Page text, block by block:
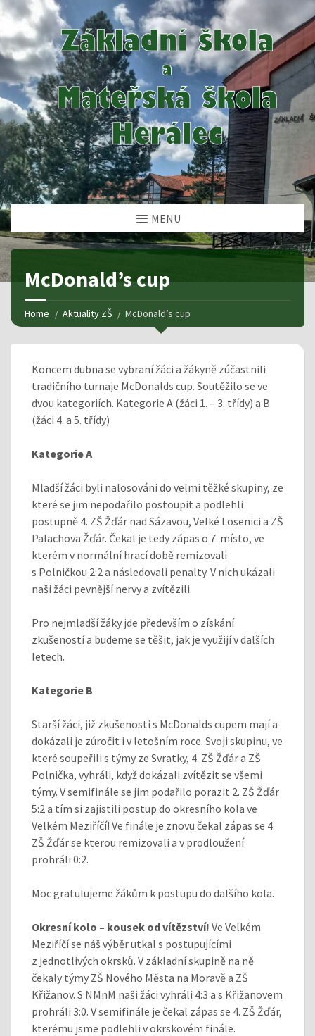
MENU
McDonald’s cup
Home Aktuality ZŠ McDonald’s cup
Koncem dubna se vybraní žáci a žákyně zúčastnili
tradičního turnaje McDonalds cup. Soutěžilo se ve
dvou kategoriích. Kategorie A (žáci 1. – 3. třídy) a B
(žáci 4. a 5. třídy)
Kategorie A
Mladší žáci byli nalosováni do velmi těžké skupiny, ze
které se jim nepodařilo postoupit a podlehli
postupně 4. ZŠ Žďár nad Sázavou, Velké Losenici a ZŠ
Palachova Žďár. Čekal je tedy zápas o 7. místo, ve
kterém v normální hrací době remizovali
s Polničkou 2:2 a následovali penalty. V nich ukázali
naši žáci pevnější nervy a zvítězili.
Pro nejmladší žáky jde především o získání
zkušeností a budeme se těšit, jak je využijí v dalších
letech.
Kategorie B
Starší žáci, již zkušenosti s McDonalds cupem mají a
dokázali je zúročit i v letošním roce. Svoji skupinu, ve
které soupeřili s týmy ze Svratky, 4. ZŠ Žďár a ZŠ
Polnička, vyhráli, když dokázali zvítězit se všemi
týmy. V semifinále se jim podařilo porazit 2. ZŠ Žďár
5:2 a tím si zajistili postup do okresního kola ve
Velkém Meziříčí! Ve finále je znovu čekal zápas se 4.
ZŠ Žďár se kterou remizovali a v prodloužení
prohráli 0:2.
Moc gratulujeme žákům k postupu do dalšího kola.
Okresní kolo – kousek od vítězství! Ve Velkém
Meziříčí se náš výběr utkal s postupujícími
z jednotlivých okrsků. V základní skupině na ně
čekaly týmy ZŠ Nového Města na Moravě a ZŠ
Křižanov. S NMnM naši žáci vyhráli 4:3 a s Křižanovem
prohráli 3:0. V semifinále je čekal zápas se 4. ZŠ Žďár,
kterému jsme podlehli v okrskovém finále.